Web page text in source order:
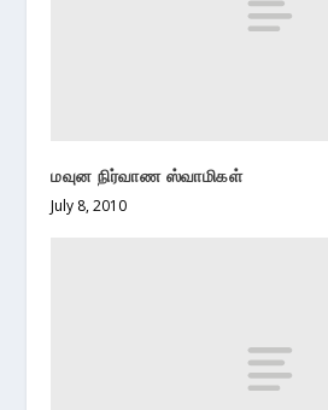
மவுன நிர்வாண ஸ்வாமிகள்
July 8, 2010